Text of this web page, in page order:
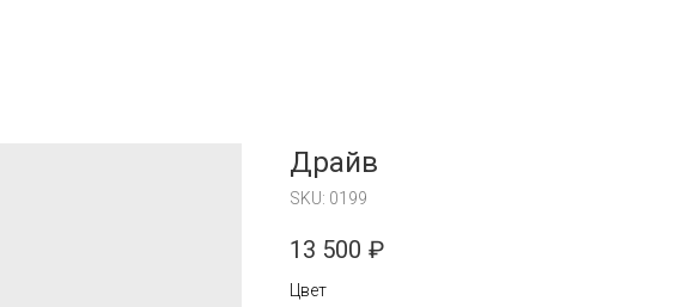
Драйв
SKU: 0199
13 500 ₽
Цвет